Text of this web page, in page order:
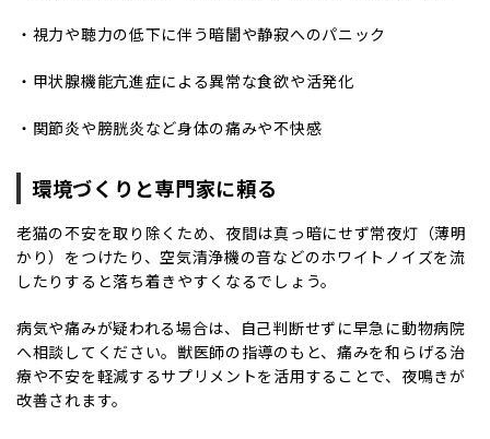
・視力や聴力の低下に伴う暗闇や静寂へのパニック
・甲状腺機能亢進症による異常な食欲や活発化
・関節炎や膀胱炎など身体の痛みや不快感
環境づくりと専門家に頼る
老猫の不安を取り除くため、夜間は真っ暗にせず常夜灯（薄明
かり）をつけたり、空気清浄機の音などのホワイトノイズを流
したりすると落ち着きやすくなるでしょう。
病気や痛みが疑われる場合は、自己判断せずに早急に動物病院
へ相談してください。獣医師の指導のもと、痛みを和らげる治
療や不安を軽減するサプリメントを活用することで、夜鳴きが
改善されます。